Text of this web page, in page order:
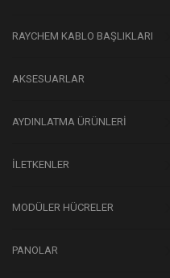
RAYCHEM KABLO BAŞLIKLARI
AKSESUARLAR
AYDINLATMA ÜRÜNLERİ
İLETKENLER
MODÜLER HÜCRELER
PANOLAR